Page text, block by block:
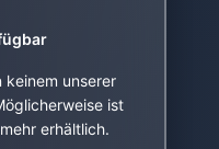
unserer
ist
erhältlich.